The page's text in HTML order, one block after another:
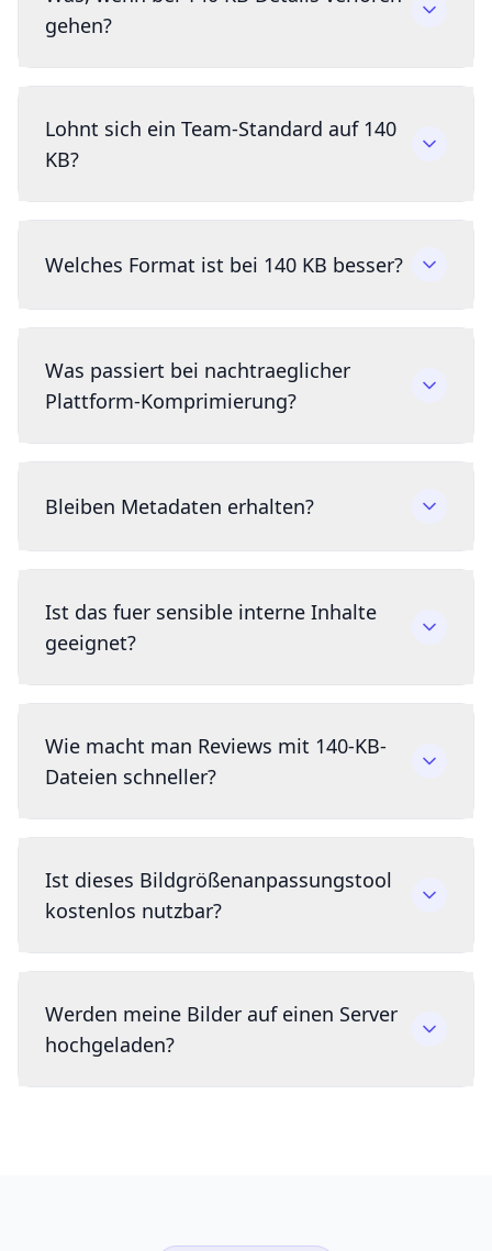
gehen?
Lohnt sich ein Team-Standard auf 140
KB?
Welches Format ist bei 140 KB besser?
Was passiert bei nachtraeglicher
Plattform-Komprimierung?
Bleiben Metadaten erhalten?
Ist das fuer sensible interne Inhalte
geeignet?
Wie macht man Reviews mit 140-KB-
Dateien schneller?
Ist dieses Bildgrößenanpassungstool
kostenlos nutzbar?
Werden meine Bilder auf einen Server
hochgeladen?